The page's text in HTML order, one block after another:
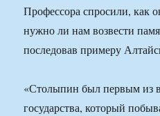
Профессора спросили, как
нужно ли нам возвести
последовав примеру
«Столыпин был первым из
государства, который